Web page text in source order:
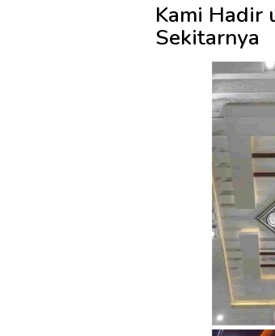
Kami Hadir
Sekitarnya